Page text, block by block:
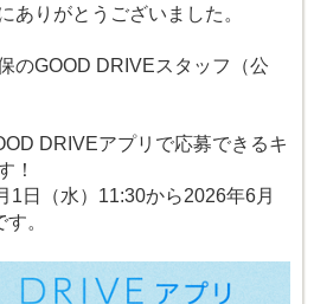
ありがとうございました。
のGOOD DRIVEスタッフ（公
DRIVEアプリで応募できるキ
！
1日（水）11:30から2026年6月
。